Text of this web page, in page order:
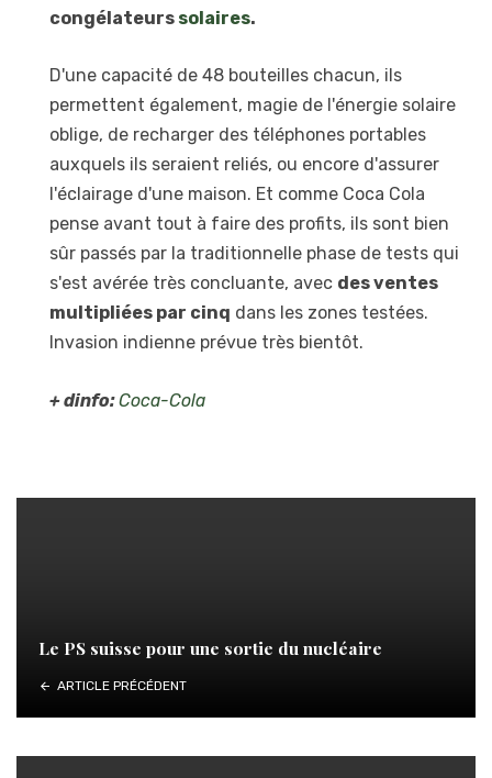
congélateurs solaires.
D'une capacité de 48 bouteilles chacun, ils
permettent également, magie de l'énergie solaire
oblige, de recharger des téléphones portables
auxquels ils seraient reliés, ou encore d'assurer
l'éclairage d'une maison. Et comme Coca Cola
pense avant tout à faire des profits, ils sont bien
sûr passés par la traditionnelle phase de tests qui
s'est avérée très concluante, avec des ventes
multipliées par cinq dans les zones testées.
Invasion indienne prévue très bientôt.
+ dinfo:Coca-Cola
Le PS suisse pour une sortie du nucléaire
ARTICLE PRÉCÉDENT